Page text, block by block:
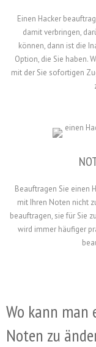
Einen Hacker
damit verbringen,
können, dann ist die
Option, die Sie haben.
mit der Sie sofortigen
Beauftragen Sie einen
mit Ihren Noten nicht
beauftragen, sie für Sie
wird immer häufiger
Wo kann man
Noten zu